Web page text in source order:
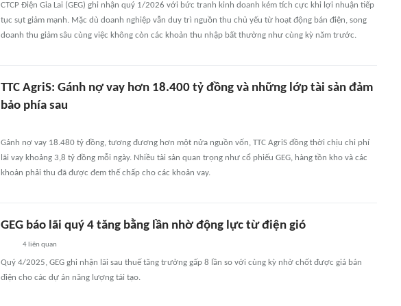
CTCP Điện Gia Lai (GEG) ghi nhận quý 1/2026 với bức tranh kinh doanh kém tích cực khi lợi nhuận tiếp
tục sụt giảm mạnh. Mặc dù doanh nghiệp vẫn duy trì nguồn thu chủ yếu từ hoạt động bán điện, song
doanh thu giảm sâu cùng việc không còn các khoản thu nhập bất thường như cùng kỳ năm trước.
TTC AgriS: Gánh nợ vay hơn 18.400 tỷ đồng và những lớp tài sản đảm
bảo phía sau
Gánh nợ vay 18.480 tỷ đồng, tương đương hơn một nửa nguồn vốn, TTC AgriS đồng thời chịu chi phí
lãi vay khoảng 3,8 tỷ đồng mỗi ngày. Nhiều tài sản quan trọng như cổ phiếu GEG, hàng tồn kho và các
khoản phải thu đã được đem thế chấp cho các khoản vay.
GEG báo lãi quý 4 tăng bằng lần nhờ động lực từ điện gió
4liên quan
Quý 4/2025, GEG ghi nhận lãi sau thuế tăng trưởng gấp 8 lần so với cùng kỳ nhờ chốt được giá bán
điện cho các dự án năng lượng tái tạo.